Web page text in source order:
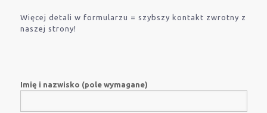
Więcej detali w formularzu = szybszy kontakt zwrotny z
naszej strony!
Imię i nazwisko (pole wymagane)